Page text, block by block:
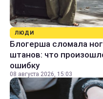
ЛЮДИ
Блогерша сломала
штанов: что
ошибку
08 августа 2026, 15:03